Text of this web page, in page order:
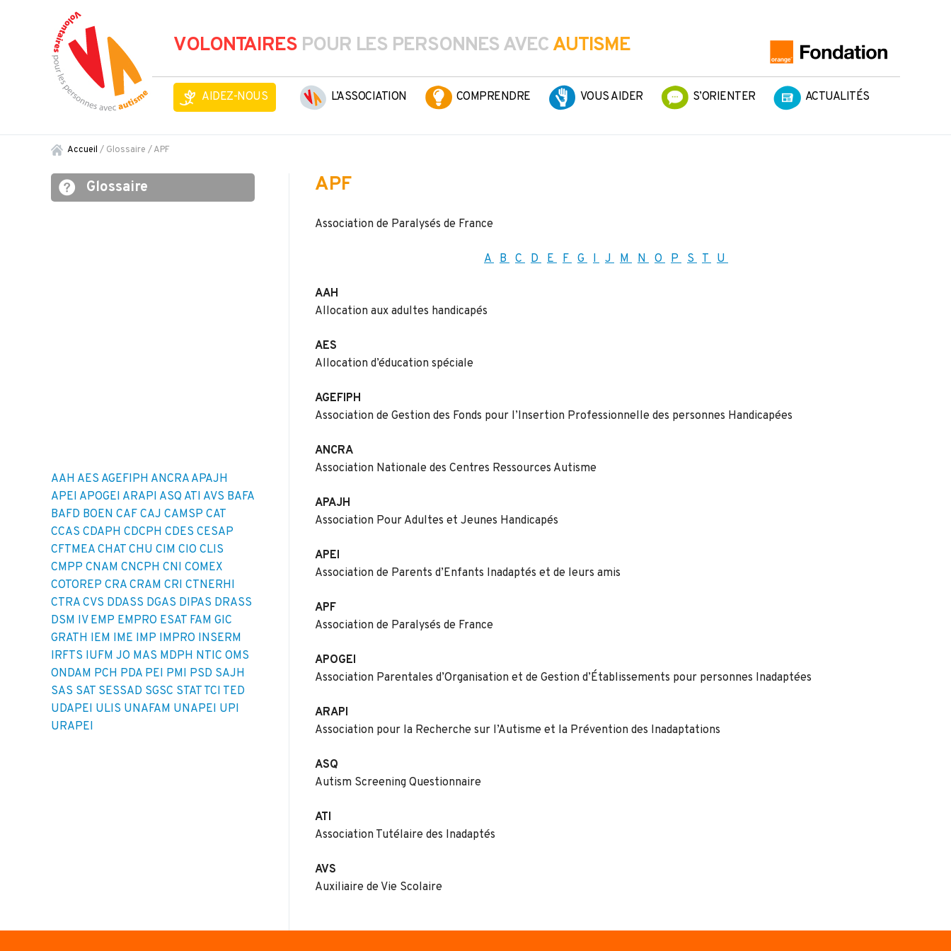
VOLONTAIRES POUR LES PERSONNES AVEC AUTISME
AIDEZ-NOUS L’ASSOCIATION COMPRENDRE VOUS AIDER S’ORIENTER ACTUALITÉS
Accueil / Glossaire /APF
APF
Association de Paralysés de France
A B C D E F G I J M N O P S T U
AAH
Allocation aux adultes handicapés
AES
Allocation d’éducation spéciale
AGEFIPH
Association de Gestion des Fonds pour l’Insertion Professionnelle des personnes Handicapées
ANCRA
Association Nationale des Centres Ressources Autisme
APAJH
Association Pour Adultes et Jeunes Handicapés
APEI
Association de Parents d’Enfants Inadaptés et de leurs amis
APF
Association de Paralysés de France
APOGEI
Association Parentales d’Organisation et de Gestion d’Établissements pour personnes Inadaptées
ARAPI
Association pour la Recherche sur l’Autisme et la Prévention des Inadaptations
ASQ
Autism Screening Questionnaire
ATI
Association Tutélaire des Inadaptés
AVS
Auxiliaire de Vie Scolaire
Glossaire
AAH AES AGEFIPH ANCRA APAJH
APEI APOGEI ARAPI ASQ ATI AVS BAFA
BAFD BOEN CAF CAJ CAMSP CAT
CCAS CDAPH CDCPH CDES CESAP
CFTMEA CHAT CHU CIM CIO CLIS
CMPP CNAM CNCPH CNI COMEX
COTOREP CRA CRAM CRI CTNERHI
CTRA CVS DDASS DGAS DIPAS DRASS
DSM IV EMP EMPRO ESAT FAM GIC
GRATH IEM IME IMP IMPRO INSERM
IRFTS IUFM JO MAS MDPH NTIC OMS
ONDAM PCH PDA PEI PMI PSD SAJH
SAS SAT SESSAD SGSC STAT TCI TED
UDAPEI ULIS UNAFAM UNAPEI UPI
URAPEI